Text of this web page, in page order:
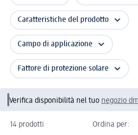
Caratteristiche del prodotto
Campo di applicazione
Fattore di protezione solare
Verifica disponibilità nel tuo negozio dm
14 prodotti Ordina per: